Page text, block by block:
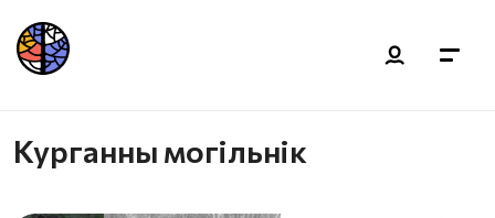
Курганны могільнік